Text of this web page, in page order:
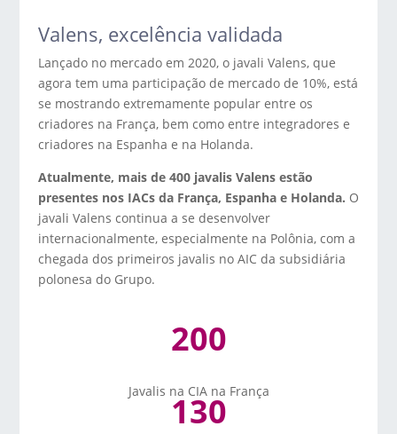
Valens, excelência validada
Lançado no mercado em 2020, o javali Valens, que
agora tem uma participação de mercado de 10%, está
se mostrando extremamente popular entre os
criadores na França, bem como entre integradores e
criadores na Espanha e na Holanda.
Atualmente, mais de 400 javalis Valens estão
presentes nos IACs da França, Espanha e Holanda. O
javali Valens continua a se desenvolver
internacionalmente, especialmente na Polônia, com a
chegada dos primeiros javalis no AIC da subsidiária
polonesa do Grupo.
200
Javalis na CIA na França
130